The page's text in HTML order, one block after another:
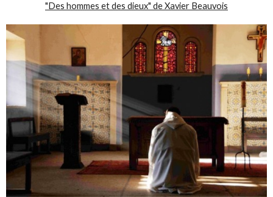
"Des hommes et des dieux" de Xavier Beauvois